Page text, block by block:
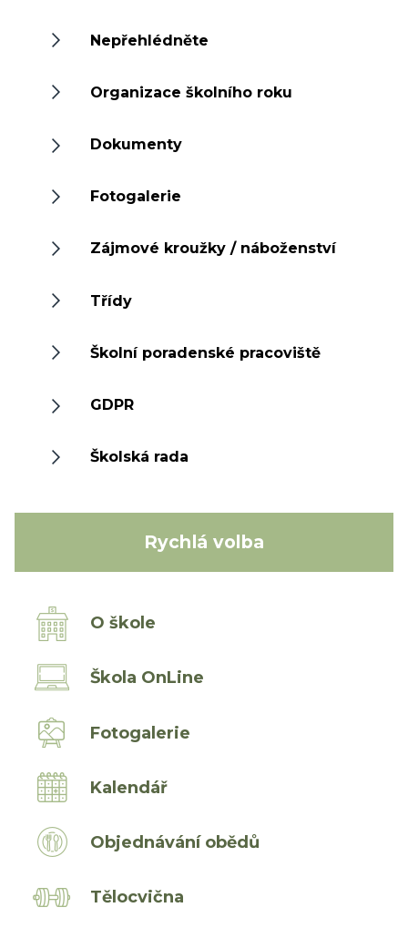
Nepřehlédněte
Organizace školního roku
Dokumenty
Fotogalerie
Zájmové kroužky / náboženství
Třídy
Školní poradenské pracoviště
GDPR
Školská rada
Rychlá volba
O škole
Škola OnLine
Fotogalerie
Kalendář
Objednávání obědů
Tělocvična